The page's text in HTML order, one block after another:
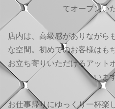
てオープンい
店内は、高級感がありながら
な空間。初めてのお客様はも
お立ち寄りいただけるアット
いま
お仕事帰りにゆっくり一杯楽